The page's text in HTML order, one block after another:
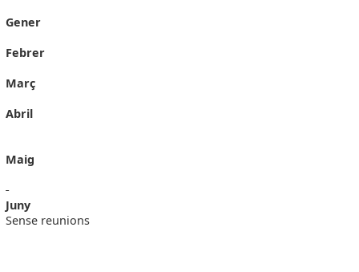
Gener
Febrer
Març
Abril
Maig
Juny
Sense reunions